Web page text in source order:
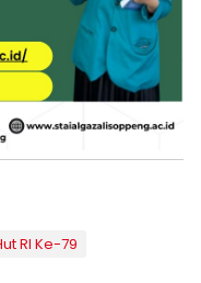
RI Ke-79